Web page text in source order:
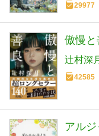
29977
傲慢
辻村深
42585
アル